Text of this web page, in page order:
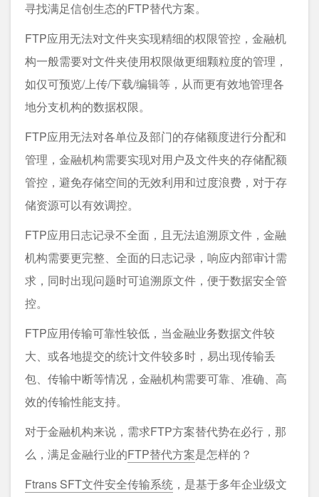
寻找满足信创生态的FTP替代方案。
FTP应用无法对文件夹实现精细的权限管控，金融机
构一般需要对文件夹使用权限做更细颗粒度的管理，
如仅可预览/上传/下载/编辑等，从而更有效地管理各
地分支机构的数据权限。
FTP应用无法对各单位及部门的存储额度进行分配和
管理，金融机构需要实现对用户及文件夹的存储配额
管控，避免存储空间的无效利用和过度浪费，对于存
储资源可以有效调控。
FTP应用日志记录不全面，且无法追溯原文件，金融
机构需要更完整、全面的日志记录，响应内部审计需
求，同时出现问题时可追溯原文件，便于数据安全管
控。
FTP应用传输可靠性较低，当金融业务数据文件较
大、或各地提交的统计文件较多时，易出现传输丢
包、传输中断等情况，金融机构需要可靠、准确、高
效的传输性能支持。
对于金融机构来说，需求FTP方案替代势在必行，那
么，满足金融行业的FTP替代方案是怎样的？
Ftrans SFT文件安全传输系统 ，是基于多年企业级文